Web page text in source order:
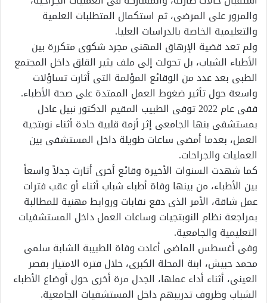
والمرور على المرضى، ثم استكمال المتطلبات العلمية
والتعليمية الخاصة بالدراسات العليا.
ولم تعد قضية الإرهاق المهنى مجرد شكوى متكررة بين
الأطباء الشباب، بل تحولت إلى ملف يثير القلق داخل المجتمع
الطبى بعد عدد من الوقائع المؤلمة التى أثارت تساؤلات
واسعة حول تأثير ضغوط العمل الممتدة على صحة الأطباء.
ففى عام 2022 توفى الطبيب المقيم الدكتور نبيل عادل
بمستشفى بنها الجامعى إثر أزمة قلبية حادة أثناء نوبتجية
العمل، بعدما أمضى ساعات طويلة داخل المستشفى بين
العمليات والجراحات.
كما شهدت السنوات الأخيرة وقائع أخرى أثارت جدلاً واسعاً
بين الأطباء، من بينها وفاة أطباء شباب أثناء أو عقب فترات
عمل شاقة، الأمر الذى دفع نقابات وروابط مهنية للمطالبة
بمراجعة نظام النوبتجيات وساعات العمل داخل المستشفيات
التعليمية والجامعية.
وفى أغسطس الماضى أعادت وفاة الطبيبة الشابة سلمى
محمد حبيش، ابنة المحلة الكبرى، خلال فترة الامتياز بقصر
العينى، أثناء أداء عملها، الجدل مرة أخرى حول أوضاع الأطباء
الشباب وظروف تدريبهم داخل المستشفيات الجامعية.